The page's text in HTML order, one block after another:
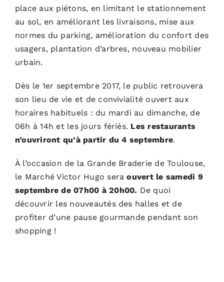
place aux piétons, en limitant le stationnement
au sol, en améliorant les livraisons, mise aux
normes du parking, amélioration du confort des
usagers, plantation d’arbres, nouveau mobilier
urbain.
Dès le 1er septembre 2017, le public retrouvera
son lieu de vie et de convivialité ouvert aux
horaires habituels : du mardi au dimanche, de
06h à 14h et les jours fériés. Les restaurants
n’ouvriront qu’à partir du 4 septembre.
À l’occasion de la Grande Braderie de Toulouse,
le Marché Victor Hugo seraouvert le samedi 9
septembre de 07h00 à 20h00. De quoi
découvrir les nouveautés des halles et de
profiter d’une pause gourmande pendant son
shopping !